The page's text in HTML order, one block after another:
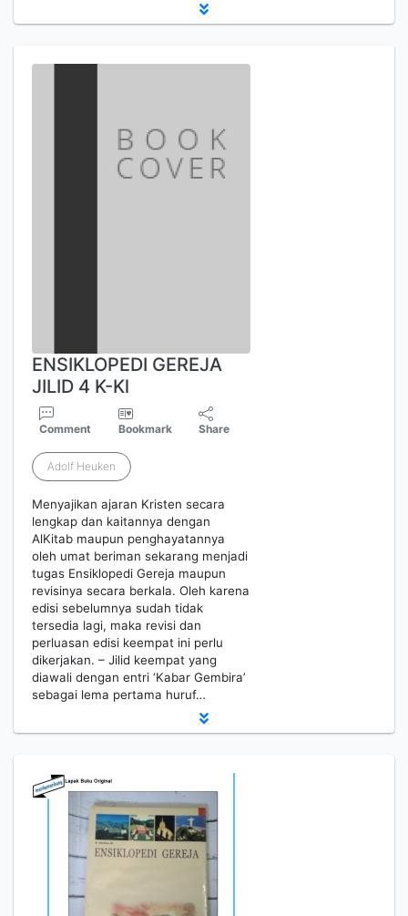
ENSIKLOPEDI GEREJA
JILID 4 K-Kl
Comment Bookmark Share
Adolf Heuken
Menyajikan ajaran Kristen secara
lengkap dan kaitannya dengan
AlKitab maupun penghayatannya
oleh umat ber­iman sekarang menjadi
tugas Ensiklo­pedi Gereja maupun
revisinya secara berkala. Oleh karena
edisi sebelumnya sudah tidak
tersedia lagi, maka revisi dan
perluasan edisi keempat ini perlu
dikerjakan. – Jilid keempat yang
diawali dengan entri ‘Kabar Gembira’
sebagai lema pertama huruf…